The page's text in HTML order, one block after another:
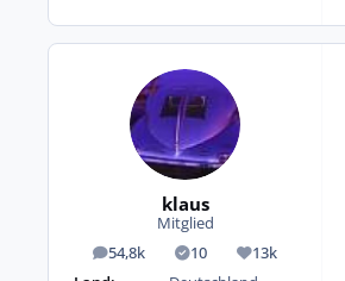
klaus
Mitglied
54,8k
Beiträge 10
Lösungen13k
Reputation